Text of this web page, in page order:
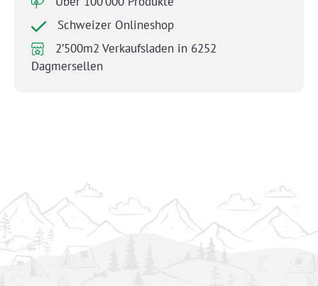
Schweizer Onlineshop
2’500m2 Verkaufsladen in 6252
Dagmersellen